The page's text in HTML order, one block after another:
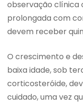
observação clínica
prolongada com
devem receber
O crescimento e
baixa idade, sob
corticosteróide,
cuidado, uma vez